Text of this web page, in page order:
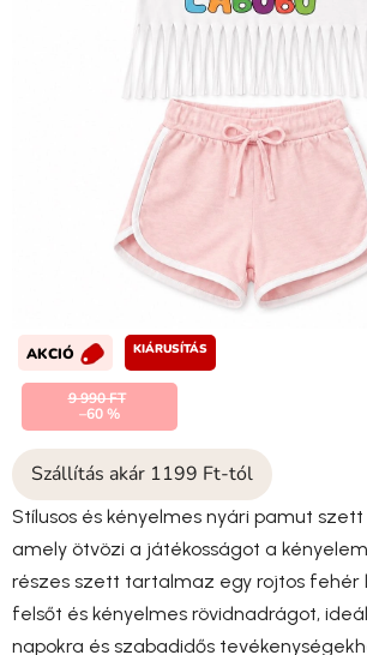
Szállítás akár 1199 Ft-tól
Stílusos és kényelmes nyári pamut szett
amely ötvözi a játékosságot a
részes szett tartalmaz egy rojtos fehér
felsőt és kényelmes rövidnadrágot,
napokra és szabadidős
AKCIÓ KIÁRUSÍTÁS
9 990 FT
–60 %